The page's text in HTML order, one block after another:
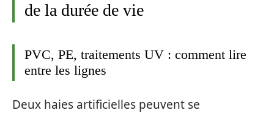
de la durée de vie
PVC, PE, traitements UV : comment lire
entre les lignes
Deux haies artificielles peuvent se